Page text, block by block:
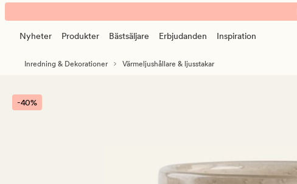
Zimba
värmeljushållare
beige
banner.
Klicka
ESCAPE
att
pausa.
Nyheter Produkter Bästsäljare Erbjudanden Inspiration
Inredning & Dekorationer Värmeljushållare & ljusstakar
-40%